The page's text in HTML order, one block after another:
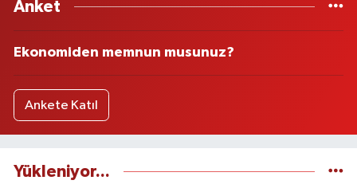
Anket
Ekonomiden memnun musunuz?
Ankete Katıl
Yükleniyor...